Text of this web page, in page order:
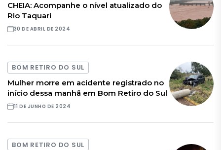
CHEIA: Acompanhe o nível atualizado do
Rio Taquari
30 DE ABRIL DE 2024
BOM RETIRO DO SUL
Mulher morre em acidente registrado no
início dessa manhã em Bom Retiro do Sul
11 DE JUNHO DE 2024
BOM RETIRO DO SUL